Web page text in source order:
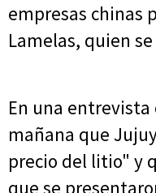
empresas chinas
Lamelas, quien
En una entrevista
mañana que
precio del litio" y
que se